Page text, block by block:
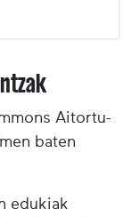
Aitortu-
baten
edukiak